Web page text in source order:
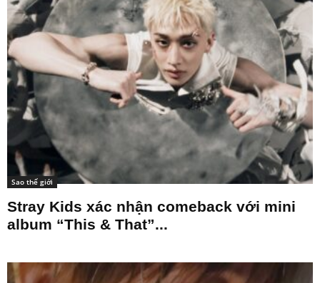
Sao thế giới
Stray Kids xác nhận comeback với mini
album “This & That”...